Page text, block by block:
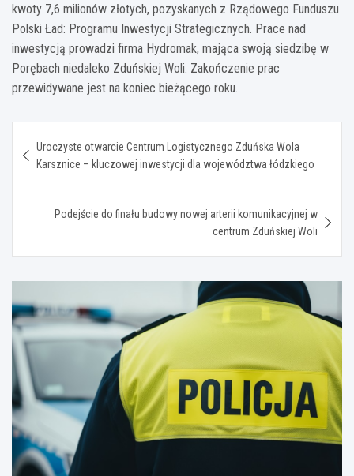
kwoty 7,6 milionów złotych, pozyskanych z Rządowego Funduszu
Polski Ład: Programu Inwestycji Strategicznych. Prace nad
inwestycją prowadzi firma Hydromak, mająca swoją siedzibę w
Porębach niedaleko Zduńskiej Woli. Zakończenie prac
przewidywane jest na koniec bieżącego roku.
wpisu
Uroczyste otwarcie Centrum Logistycznego Zduńska Wola
Karsznice – kluczowej inwestycji dla województwa łódzkiego
Podejście do finału budowy nowej arterii komunikacyjnej w
centrum Zduńskiej Woli